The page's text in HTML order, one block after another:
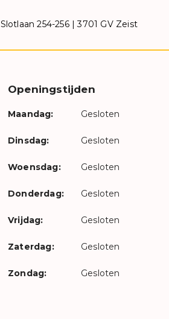
Slotlaan 254-256 | 3701 GV Zeist
Openingstijden
Maandag: Gesloten
Dinsdag: Gesloten
Woensdag: Gesloten
Donderdag: Gesloten
Vrijdag: Gesloten
Zaterdag: Gesloten
Zondag: Gesloten